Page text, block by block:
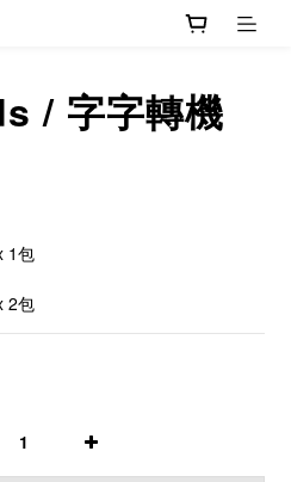
/ 字字轉機
1包
2包